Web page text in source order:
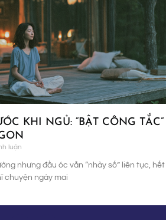
KHI NGỦ: “BẬT CÔNG TẮC”
luận
nhưng đầu óc vẫn “nhảy số” liên tục, hết
chuyện ngày mai